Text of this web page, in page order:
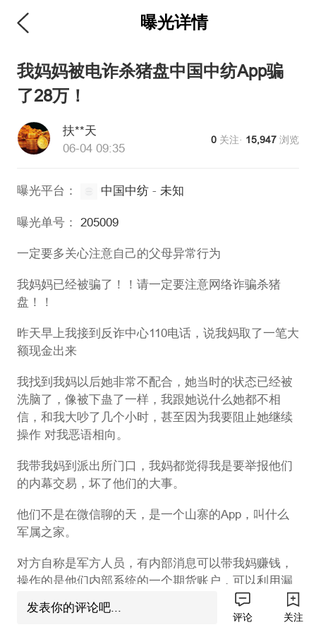
曝光详情
我妈妈被电诈杀猪盘中国中纺App骗
了28万！
扶**天
06-04 09:35
0 关注· 15,947 浏览
曝光平台： 中国中纺- 未知
曝光单号： 205009
一定要多关心注意自己的父母异常行为
我妈妈已经被骗了！！请一定要注意网络诈骗杀猪
盘！！
昨天早上我接到反诈中心110电话，说我妈取了一笔大
额现金出来
我找到我妈以后她非常不配合，她当时的状态已经被
洗脑了，像被下蛊了一样，我跟她说什么她都不相
信，和我大吵了几个小时，甚至因为我要阻止她继续
操作 对我恶语相向。
我带我妈到派出所门口，我妈都觉得我是要举报他们
的内幕交易，坏了他们的大事。
他们不是在微信聊的天，是一个山寨的App，叫什么
军属之家。
对方自称是军方人员，有内部消息可以带我妈赚钱，
操作的是他们内部系统的一个期货账户，可以利用漏
洞十几天带我妈赚100万。
发表你的评论吧...
评论 关注